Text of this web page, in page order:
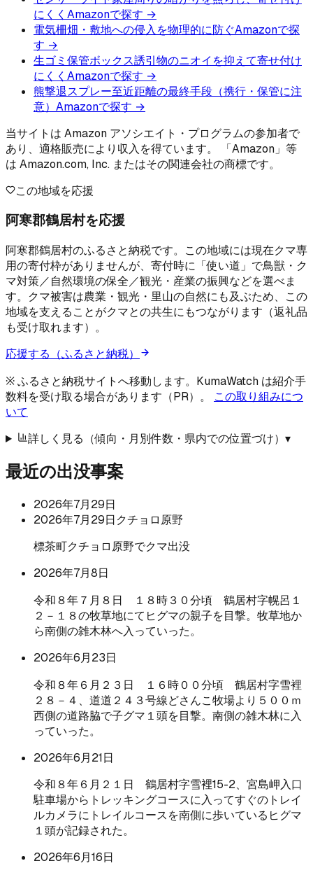
にくく Amazonで探す →
電気柵畑・敷地への侵入を物理的に防ぐAmazonで探
す →
生ゴミ保管ボックス誘引物のニオイを抑えて寄せ付け
にくく Amazonで探す →
熊撃退スプレー至近距離の最終手段（携行・保管に注
意） Amazonで探す →
当サイトは Amazon アソシエイト・プログラムの参加者で
あり、適格販売により収入を得ています。 「Amazon」等
は Amazon.com, Inc. またはその関連会社の商標です。
この地域を応援
阿寒郡鶴居村を応援
阿寒郡鶴居村のふるさと納税です。この地域には現在クマ専
用の寄付枠がありませんが、寄付時に「使い道」で鳥獣・ク
マ対策／自然環境の保全／観光・産業の振興などを選べま
す。クマ被害は農業・観光・里山の自然にも及ぶため、この
地域を支えることがクマとの共生にもつながります（返礼品
も受け取れます）。
応援する（ふるさと納税）
※ ふるさと納税サイトへ移動します。KumaWatch は紹介手
数料を受け取る場合があります（PR）。
この取り組みにつ
いて
詳しく見る（傾向・月別件数・県内での位置づけ） ▾
最近の出没事案
2026年7月29日
2026年7月29日クチョロ原野
標茶町クチョロ原野でクマ出没
2026年7月8日
令和８年７月８日 １８時３０分頃 鶴居村字幌呂１
２－１８の牧草地にてヒグマの親子を目撃。牧草地か
ら南側の雑木林へ入っていった。
2026年6月23日
令和８年６月２３日 １６時００分頃 鶴居村字雪裡
２８－４、道道２４３号線どさんこ牧場より５００ｍ
西側の道路脇で子グマ１頭を目撃。南側の雑木林に入
っていった。
2026年6月21日
令和８年６月２１日 鶴居村字雪裡15-2、宮島岬入口
駐車場からトレッキングコースに入ってすぐのトレイ
ルカメラにトレイルコースを南側に歩いているヒグマ
１頭が記録された。
2026年6月16日